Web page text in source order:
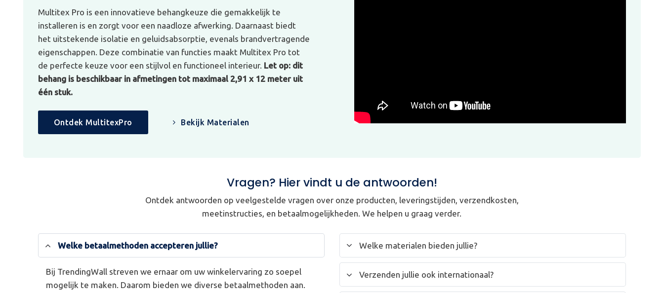
Multitex Pro is een innovatieve behangkeuze die gemakkelijk te
installeren is en zorgt voor een naadloze afwerking. Daarnaast biedt
het uitstekende isolatie en geluidsabsorptie, evenals brandvertragende
eigenschappen. Deze combinatie van functies maakt Multitex Pro tot
de perfecte keuze voor een stijlvol en functioneel interieur. Let op: dit
behang is beschikbaar in afmetingen tot maximaal 2,91 x 12 meter uit
één stuk.
Ontdek MultitexPro Bekijk Materialen
Vragen? Hier vindt u de antwoorden!
Ontdek antwoorden op veelgestelde vragen over onze producten, leveringstijden, verzendkosten,
meetinstructies, en betaalmogelijkheden. We helpen u graag verder.
Welke betaalmethoden accepteren jullie?
Bij TrendingWall streven we ernaar om uw winkelervaring zo soepel
mogelijk te maken. Daarom bieden we diverse betaalmethoden aan.
Welke materialen bieden jullie?
Verzenden jullie ook internationaal?